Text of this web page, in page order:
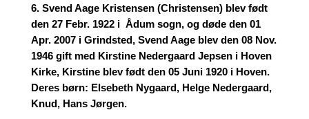
6. Svend Aage Kristensen (Christensen) blev født
den 27 Febr. 1922 i Ådum sogn, og døde den 01
Apr. 2007 i Grindsted, Svend Aage blev den 08 Nov.
1946 gift med Kirstine Nedergaard Jepsen i Hoven
Kirke, Kirstine blev født den 05 Juni 1920 i Hoven.
Deres børn: Elsebeth Nygaard, Helge Nedergaard,
Knud, Hans Jørgen.